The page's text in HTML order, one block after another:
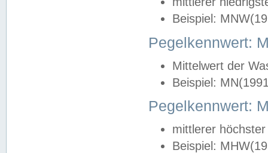
Beispiel:
Pegelkennwert:
Mittelwert der
Beispiel:
Pegelkennwert:
mittlerer
Beispiel: